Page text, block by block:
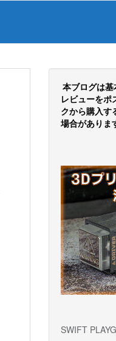
本ブログは
レビューをポ
クから購入す
場合がありま
SWIFT